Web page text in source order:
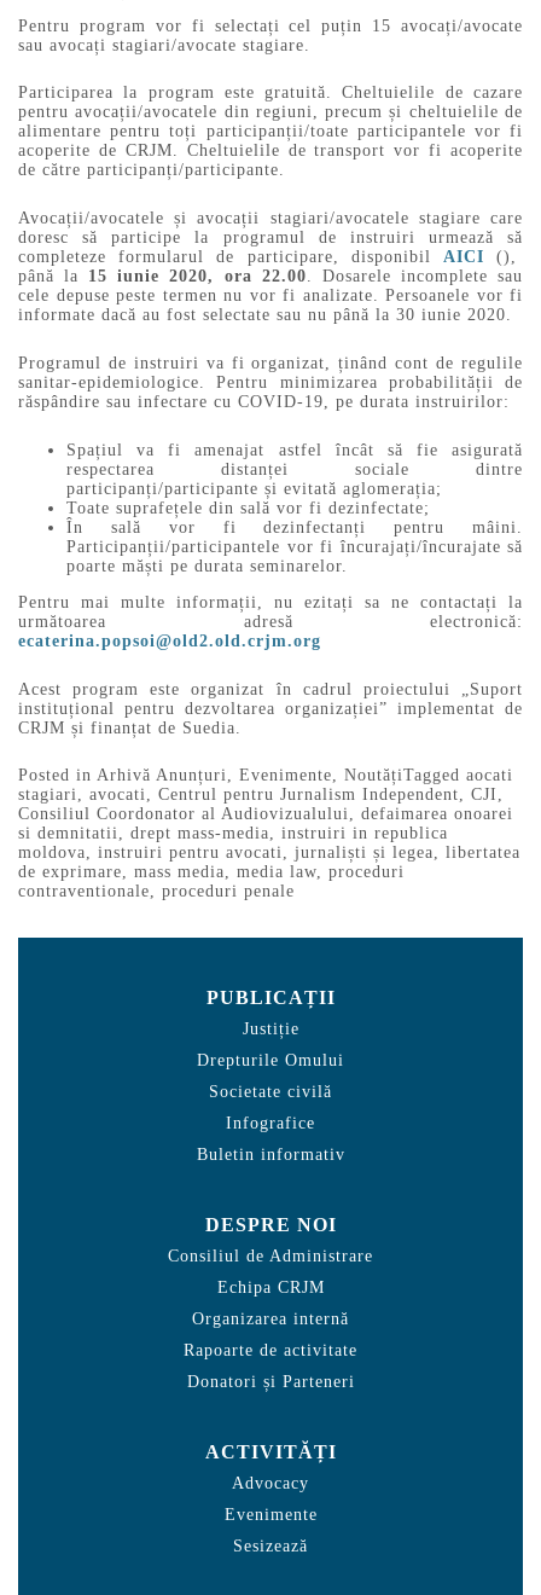
Pentru program vor fi selectați cel puțin 15 avocați/avocate
sau avocați stagiari/avocate stagiare.
Participarea la program este gratuită. Cheltuielile de cazare
pentru avocații/avocatele din regiuni, precum și cheltuielile de
alimentare pentru toți participanții/toate participantele vor fi
acoperite de CRJM. Cheltuielile de transport vor fi acoperite
de către participanți/participante.
Avocații/avocatele și avocații stagiari/avocatele stagiare care
doresc să participe la programul de instruiri urmează să
completeze formularul de participare, disponibil AICI (),
până la 15 iunie 2020, ora 22.00. Dosarele incomplete sau
cele depuse peste termen nu vor fi analizate. Persoanele vor fi
informate dacă au fost selectate sau nu până la 30 iunie 2020.
Programul de instruiri va fi organizat, ținând cont de regulile
sanitar-epidemiologice. Pentru minimizarea probabilității de
răspândire sau infectare cu COVID-19, pe durata instruirilor:
Spațiul va fi amenajat astfel încât să fie asigurată
respectarea distanței sociale dintre
participanți/participante și evitată aglomerația;
Toate suprafețele din sală vor fi dezinfectate;
În sală vor fi dezinfectanți pentru mâini.
Participanții/participantele vor fi încurajați/încurajate să
poarte măști pe durata seminarelor.
Pentru mai multe informații, nu ezitați sa ne contactați la
următoarea adresă electronică:
ecaterina.popsoi@old2.old.crjm.org
Acest program este organizat în cadrul proiectului „Suport
instituțional pentru dezvoltarea organizației” implementat de
CRJM și finanțat de Suedia.
Posted in Arhivă Anunțuri, Evenimente, NoutățiTagged aocati
stagiari, avocati, Centrul pentru Jurnalism Independent, CJI ,
Consiliul Coordonator al Audiovizualului, defaimarea onoarei
si demnitatii, drept mass-media, instruiri in republica
moldova, instruiri pentru avocati, jurnaliști și legea, libertatea
de exprimare, mass media, media law, proceduri
contraventionale, proceduri penale
PUBLICAȚII
Justiție
Drepturile Omului
Societate civilă
Infografice
Buletin informativ
DESPRE NOI
Consiliul de Administrare
Echipa CRJM
Organizarea internă
Rapoarte de activitate
Donatori și Parteneri
ACTIVITĂȚI
Advocacy
Evenimente
Sesizează